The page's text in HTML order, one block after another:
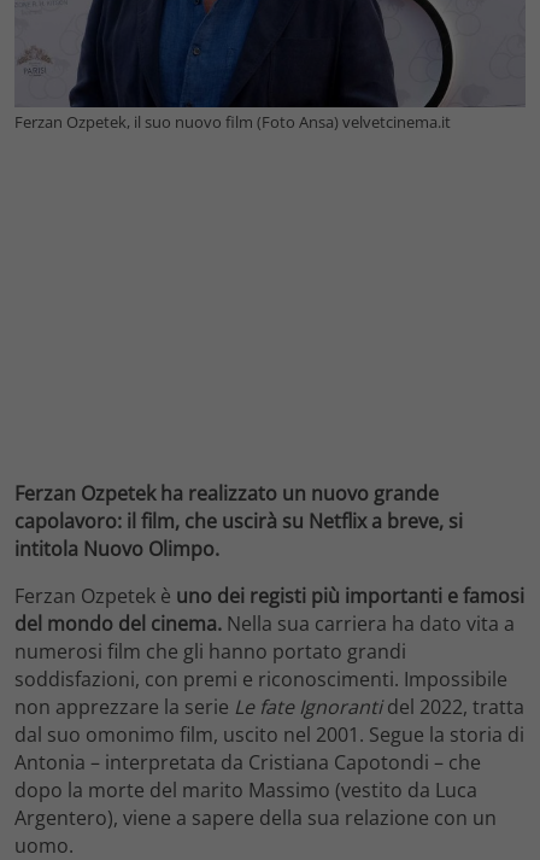
Ferzan Ozpetek, il suo nuovo film (Foto Ansa) velvetcinema.it
Ferzan Ozpetek ha realizzato un nuovo grande
capolavoro: il film, che uscirà su Netflix a breve, si
intitola Nuovo Olimpo.
Ferzan Ozpetek è uno dei registi più importanti e famosi
del mondo del cinema. Nella sua carriera ha dato vita a
numerosi film che gli hanno portato grandi
soddisfazioni, con premi e riconoscimenti. Impossibile
non apprezzare la serie Le fate Ignorantidel 2022, tratta
dal suo omonimo film, uscito nel 2001. Segue la storia di
Antonia – interpretata da Cristiana Capotondi – che
dopo la morte del marito Massimo (vestito da Luca
Argentero), viene a sapere della sua relazione con un
uomo.